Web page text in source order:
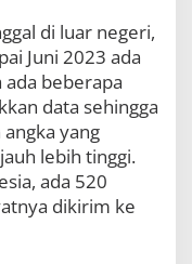
di luar negeri,
Juni 2023 ada
beberapa
data sehingga
yang
lebih tinggi.
ada 520
dikirim ke